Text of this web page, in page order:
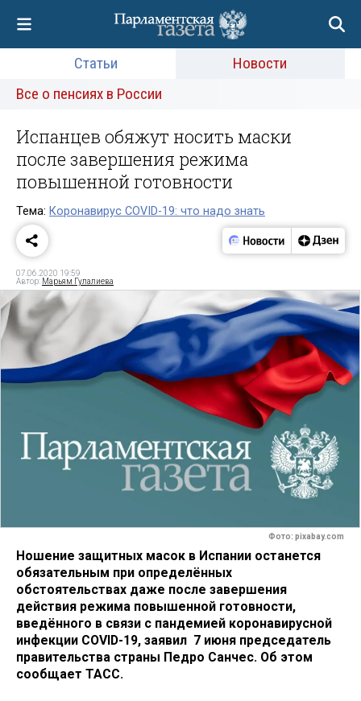
Статьи
Новости
Все о пенсиях в России
Испанцев обяжут носить маски
после завершения режима
повышенной готовности
Тема: Коронавирус COVID-19: что надо знать
07.06.2020 19:59
Автор: Марьям Гулалиева
Фото: pixabay.com
Ношение защитных масок в Испании останется
обязательным при определённых
обстоятельствах даже после завершения
действия режима повышенной готовности,
введённого в связи с пандемией коронавирусной
инфекции COVID-19, заявил 7 июня председатель
правительства страны Педро Санчес. Об этом
сообщает ТАСС.